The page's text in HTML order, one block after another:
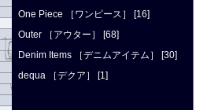
One Piece ［ワンピース］ [16]
Outer ［アウター］ [68]
Denim Items ［デニムアイテム］ [30]
dequa ［デクア］ [1]